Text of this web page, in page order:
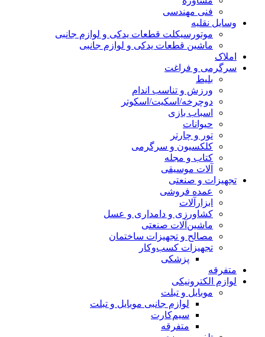
فنی مهندسی
وسایل نقلیه
موتورسیکلت قطعات یدکی و لوازم جانبی
ماشین قطعات یدکی و لوازم جانبی
املاک
سرگرمی و فراغت
بلیط
ورزش و تناسب اندام
دوچرخه/اسکیت/اسکوتر
اسباب‌ بازی
حیوانات
تور و چارتر
کلکسیون و سرگرمی
کتاب و مجله
آلات موسیقی
تجهیزات و صنعتی
عمده فروشی
ابزارآلات
کشاورزی و دامداری و عسل
ماشین‌آلات صنعتی
مصالح و تجهیزات ساختمان
تجهیزات کسب‌وکار
پزشکی
متفرقه
لوازم الکترونیکی
موبایل و تبلت
لوازم جانبی موبایل و تبلت
سیم‌کارت
متفرقه